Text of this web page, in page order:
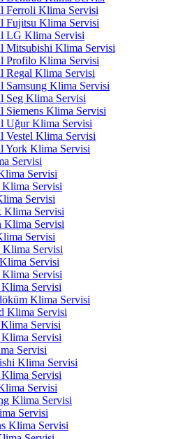
Ferroli Klima Servisi
Fujitsu Klima Servisi
LG Klima Servisi
Mitsubishi Klima Servisi
Profilo Klima Servisi
Regal Klima Servisi
Samsung Klima Servisi
Seg Klima Servisi
Siemens Klima Servisi
Uğur Klima Servisi
Vestel Klima Servisi
York Klima Servisi
Servisi
Servisi
Servisi
Servisi
Klima Servisi
Klima Servisi
Servisi
Klima Servisi
Servisi
Klima Servisi
Servisi
Klima Servisi
Klima Servisi
Servisi
Servisi
Servisi
Klima Servisi
Servisi
Servisi
Klima Servisi
Servisi
Klima Servisi